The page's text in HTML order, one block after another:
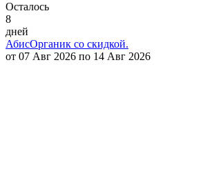
Осталось
8
дней
АбисОрганик со скидкой.
от 07 Авг 2026 по 14 Авг 2026